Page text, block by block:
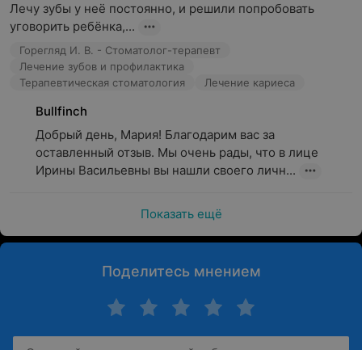
Лечу зубы у неё постоянно, и решили попробовать
уговорить ребёнка,...
Горегляд И. В. - Стоматолог-терапевт
Лечение зубов и профилактика
Терапевтическая стоматология
Лечение кариеса
Bullfinch
Добрый день, Мария! Благодарим вас за
оставленный отзыв. Мы очень рады, что в лице
Ирины Васильевны вы нашли своего личн...
Показать ещё
Поделитесь мнением